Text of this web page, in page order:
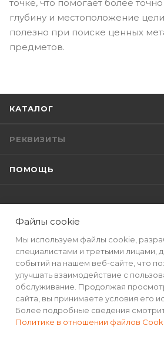
точке, что помогает более
глубину и местоположение
полезно при поиске ценных
предметов.
КАТАЛОГ
РЕКВИЗИТЫ
ПОМОЩЬ
ПОДПИСАТЬСЯ НА РАССЫЛКУ
+7(499) 490-
ТЦ «Савеловский»,
ряд, павильон Л153
Файлы cookie
Мы используем файлы cookie,
специалистами и третьими лицами,
событий на нашем веб-сайте, что
улучшать взаимодействие с
обслуживание. Продолжая
сайта, вы принимаете условия его
Более подробные сведения
Политике в отношении файлов